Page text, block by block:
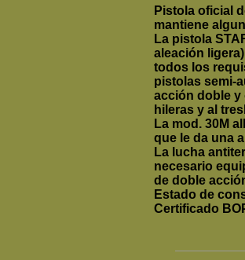
Pistola oficial
mantiene
La pistola
aleación
todos los
pistolas semi-
acción doble y
hileras y al
La mod. 30M
que le da una
La lucha
necesario
de doble
Estado de
Certificado